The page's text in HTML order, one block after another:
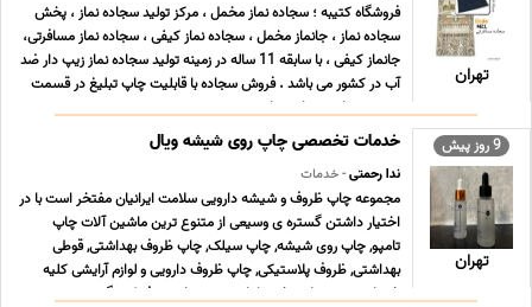
تهران
فروشگاه کتیبه ؛ سجاده نماز مخمل ، مرکز تولید سجاده نماز ، پخش
سجاده نماز ، جانماز مخمل ، سجاده نماز کیفی ، سجاده نماز مسافرتی،
جانماز کیفی ، با سابقه 11 ساله در زمینه تولید سجاده نماز زیپ دار ضد
آب در کشور می باشد . فروش سجاده با قابلیت چاپ تبلیغ در قسمت
بیرون سجاده سجاده نماز ب ... ...
9 روز پیش
تهران
خدمات تخصصی چاپ روی شیشه ویال
ندا رحمتی- خدمات
مجموعه چاپ ظروف و شیشه دارویی سلامت ایرانیان مفتخر است با در
اختیار داشتن گستره ی وسیعی از متنوع ترین ماشین آلات چاپ
تامپو, چاپ روی شیشه, چاپ سیلک, چاپ ظروف بهداشتی, قوطی
بهداشتی, ظروف پلاستیکی, چاپ ظروف دارویی و لوازم آرایشی کلیه
خدمات و محصولات خود را با توجه به نیاز مصرف کنندگ ... ...